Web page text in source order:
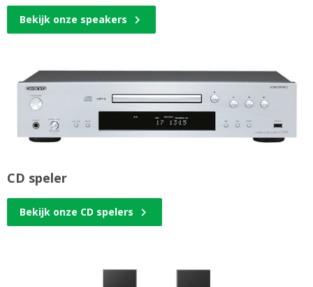
Bekijk onze speakers
CD speler
Bekijk onze CD spelers